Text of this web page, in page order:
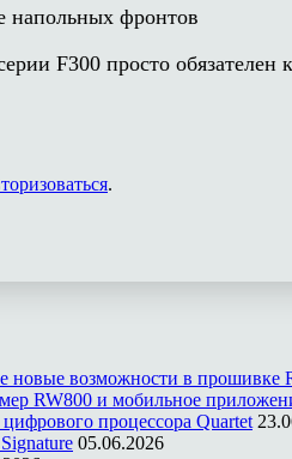
напольных фронтов
F300 просто обязателен
.
новые возможности в прошивке
RW800 и мобильное
процессора Quartet
05.06.2026